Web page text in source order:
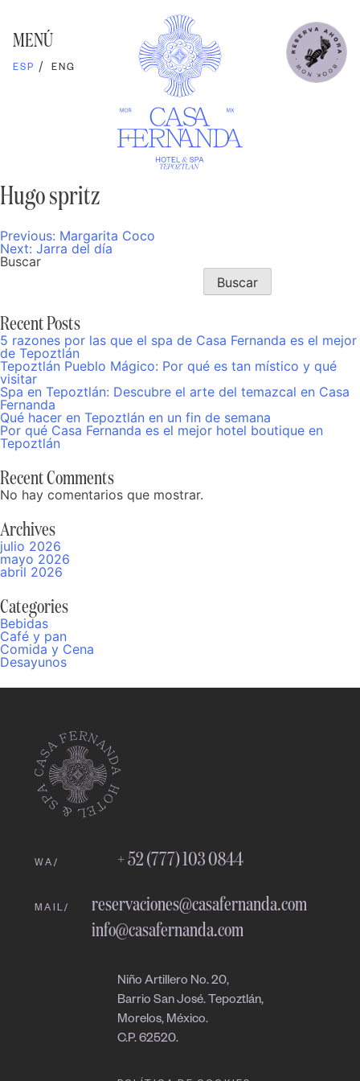
content
MENÚ
ESP ENG
Hugo spritz
Navegación
de
Previous: Margarita Coco
Next: Jarra del día
Buscar
Buscar
Recent Posts
5 razones por las que el spa de Casa Fernanda es el mejor
de Tepoztlán
Tepoztlán Pueblo Mágico: Por qué es tan místico y qué
visitar
Spa en Tepoztlán: Descubre el arte del temazcal en Casa
Fernanda
Qué hacer en Tepoztlán en un fin de semana
Por qué Casa Fernanda es el mejor hotel boutique en
Tepoztlán
Recent Comments
No hay comentarios que mostrar.
Archives
julio 2026
mayo 2026
abril 2026
Categories
Bebidas
Café y pan
Comida y Cena
Desayunos
WA/ + 52 (777) 103 0844
MAIL/
reservaciones@casafernanda.com
info@casafernanda.com
Niño Artillero No. 20,
Barrio San José. Tepoztlán,
Morelos, México.
C.P. 62520.
Fernanda
Online